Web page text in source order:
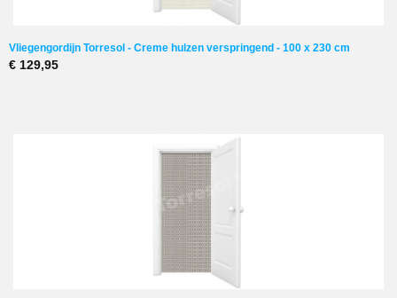
Vliegengordijn Torresol - Creme hulzen verspringend - 100 x 230 cm
€ 129,95